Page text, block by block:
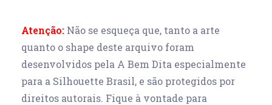
Atenção: Não se esqueça que, tanto a arte
quanto o shape deste arquivo foram
desenvolvidos pela A Bem Dita especialmente
para a Silhouette Brasil, e são protegidos por
direitos autorais. Fique à vontade para